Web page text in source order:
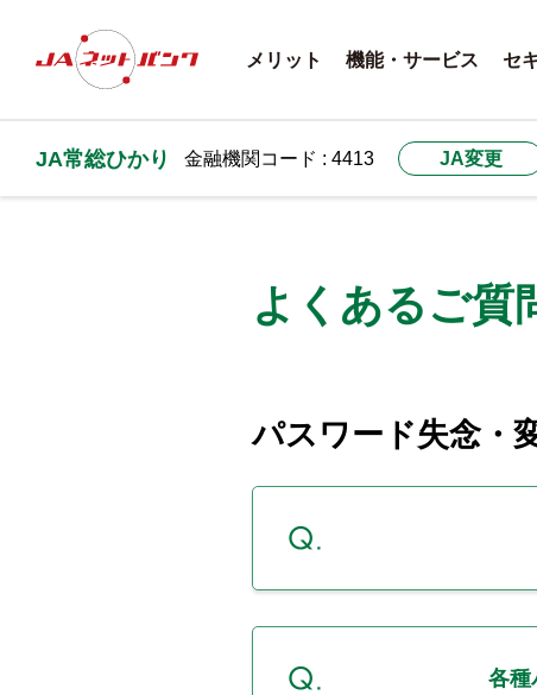
メリット 機能・サービス セ
JA常総ひかり 金融機関コード : 4413 JA変更
よくあるご質
パスワード失念・
各種